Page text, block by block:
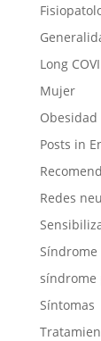
Long
Mujer
Obesidad
Posts in
Redes
síndrome
Síntomas